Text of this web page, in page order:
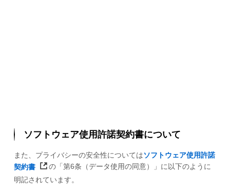
ソフトウェア使用許諾契約書について
また、プライバシーの安全性についてはソフトウェア使用許諾
契約書
の「第6条（データ使用の同意）」に以下のように
明記されています。